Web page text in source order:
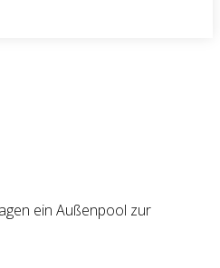
ein Außenpool zur